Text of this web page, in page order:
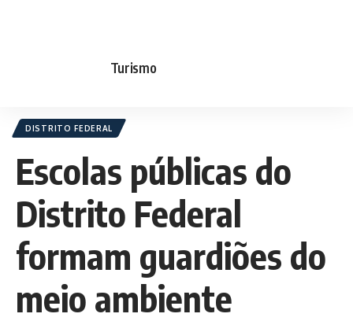
Turismo
DISTRITO FEDERAL
Escolas públicas do
Distrito Federal
formam guardiões do
meio ambiente